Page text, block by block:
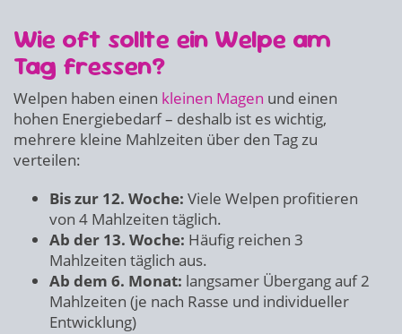
Wie oft sollte ein Welpe am
Tag fressen?
Welpen haben einen kleinen Magen und einen
hohen Energiebedarf – deshalb ist es wichtig,
mehrere kleine Mahlzeiten über den Tag zu
verteilen:
Bis zur 12. Woche: Viele Welpen profitieren
von 4 Mahlzeiten täglich.
Ab der 13. Woche: Häufig reichen 3
Mahlzeiten täglich aus.
Ab dem 6. Monat: langsamer Übergang auf 2
Mahlzeiten (je nach Rasse und individueller
Entwicklung)